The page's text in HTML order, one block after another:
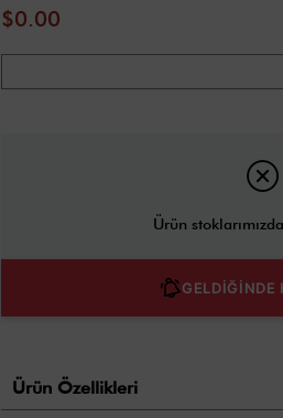
$0.00
Ürün
GELDİĞİNDE
Ürün Özellikleri